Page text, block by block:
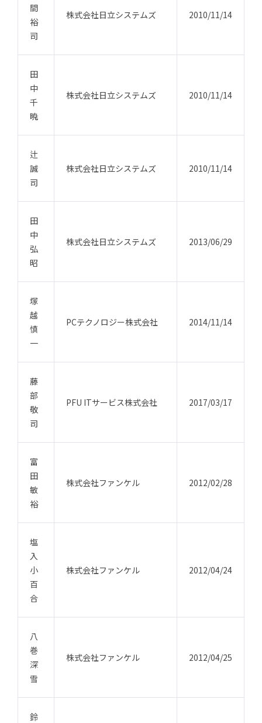
間
裕
司
株式会社日立システムズ 2010/11/14
田
中
千
暁
株式会社日立システムズ 2010/11/14
辻
誠
司
株式会社日立システムズ 2010/11/14
田
中
弘
昭
株式会社日立システムズ 2013/06/29
塚
越
慎
一
PCテクノロジー株式会社 2014/11/14
藤
部
敬
司
PFU ITサービス株式会社 2017/03/17
富
田
敏
裕
株式会社ファンケル 2012/02/28
塩
入
小
百
合
株式会社ファンケル 2012/04/24
八
巻
深
雪
株式会社ファンケル 2012/04/25
鈴